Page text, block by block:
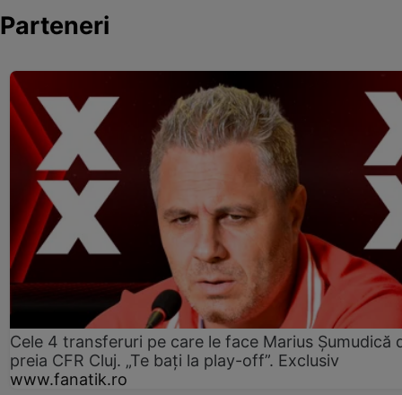
Parteneri
Cele 4 transferuri pe care le face Marius Șumudică
preia CFR Cluj. „Te bați la play-off”. Exclusiv
www.fanatik.ro